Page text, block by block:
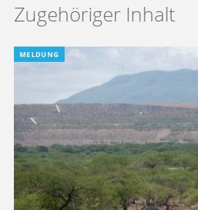
Zugehöriger Inhalt
MELDUNG